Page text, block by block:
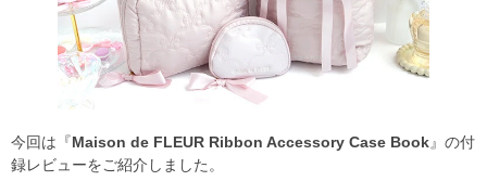
今回は『Maison de FLEUR Ribbon Accessory Case Book』の付
録レビューをご紹介しました。